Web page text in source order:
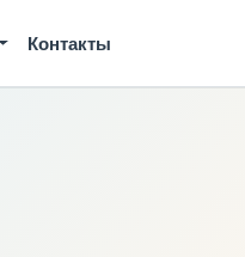
Контакты